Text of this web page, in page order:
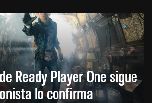
Ready Player One sigue
lo confirma